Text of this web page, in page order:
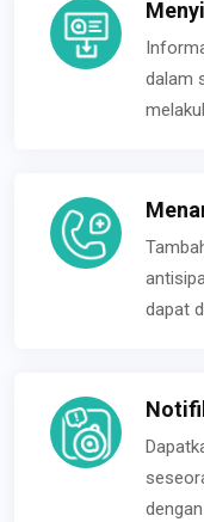
dalam
dapat
dengan